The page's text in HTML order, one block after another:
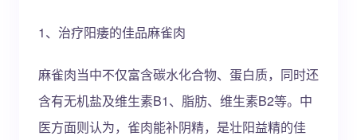
1、治疗阳痿的佳品麻雀肉
麻雀肉当中不仅富含碳水化合物、蛋白质，同时还
含有无机盐及维生素B1、脂肪、维生素B2等。中
医方面则认为，雀肉能补阴精，是壮阳益精的佳